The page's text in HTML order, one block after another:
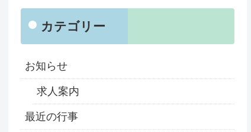
カテゴリー
お知らせ
求人案内
最近の行事